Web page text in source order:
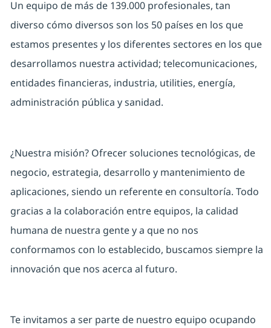
Un equipo de más de 139.000 profesionales, tan
diverso cómo diversos son los 50 países en los que
estamos presentes y los diferentes sectores en los que
desarrollamos nuestra actividad; telecomunicaciones,
entidades financieras, industria, utilities, energía,
administración pública y sanidad.
¿Nuestra misión? Ofrecer soluciones tecnológicas, de
negocio, estrategia, desarrollo y mantenimiento de
aplicaciones, siendo un referente en consultoría. Todo
gracias a la colaboración entre equipos, la calidad
humana de nuestra gente y a que no nos
conformamos con lo establecido, buscamos siempre la
innovación que nos acerca al futuro.
Te invitamos a ser parte de nuestro equipo ocupando